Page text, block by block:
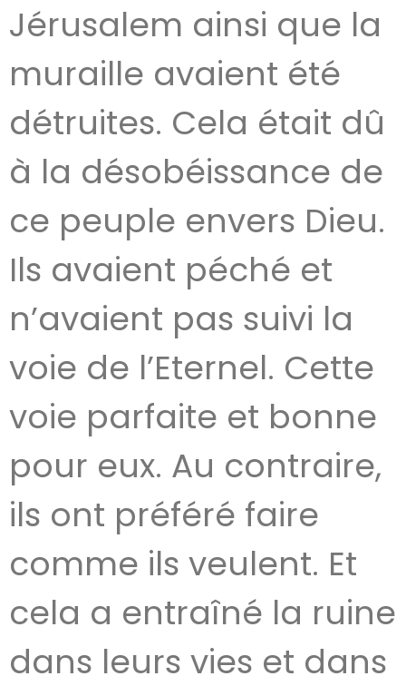
Jérusalem ainsi que la
muraille avaient été
détruites. Cela était dû
à la désobéissance de
ce peuple envers Dieu.
Ils avaient péché et
n’avaient pas suivi la
voie de l’Eternel. Cette
voie parfaite et bonne
pour eux. Au contraire,
ils ont préféré faire
comme ils veulent. Et
cela a entraîné la ruine
dans leurs vies et dans